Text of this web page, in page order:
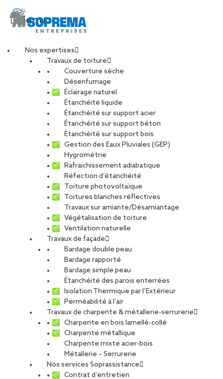
Menu
Nos expertises
Travaux de toiture
Couverture sèche
Désenfumage
Éclairage naturel
Étanchéité liquide
Étanchéité sur support acier
Étanchéité sur support béton
Étanchéité sur support bois
Gestion des Eaux Pluviales (GEP)
Hygrométrie
Rafraichissement adiabatique
Réfection d’étanchéité
Toiture photovoltaïque
Toitures blanches réflectives
Travaux sur amiante/Désamiantage
Végétalisation de toiture
Ventilation naturelle
Travaux de façade
Bardage double peau
Bardage rapporté
Bardage simple peau
Étanchéité des parois enterrées
Isolation Thermique par l’Extérieur
Perméabilité à l’air
Travaux de charpente & métallerie-serrurerie
Charpente en bois lamellé-collé
Charpente métallique
Charpente mixte acier-bois
Métallerie – Serrurerie
Nos services Soprassistance
Contrat d’entretien
IMG_0482-min
PARTAGER
25 novembre 2022